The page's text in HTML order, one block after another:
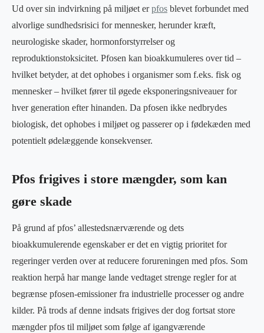
Ud over sin indvirkning på miljøet erpfos blevet forbundet med
alvorlige sundhedsrisici for mennesker, herunder kræft,
neurologiske skader, hormonforstyrrelser og
reproduktionstoksicitet. Pfosen kan bioakkumuleres over tid –
hvilket betyder, at det ophobes i organismer som f.eks. fisk og
mennesker – hvilket fører til øgede eksponeringsniveauer for
hver generation efter hinanden. Da pfosen ikke nedbrydes
biologisk, det ophobes i miljøet og passerer op i fødekæden med
potentielt ødelæggende konsekvenser.
Pfos frigives i store mængder, som kan
gøre skade
På grund af pfos’ allestedsnærværende og dets
bioakkumulerende egenskaber er det en vigtig prioritet for
regeringer verden over at reducere forureningen med pfos. Som
reaktion herpå har mange lande vedtaget strenge regler for at
begrænse pfosen-emissioner fra industrielle processer og andre
kilder. På trods af denne indsats frigives der dog fortsat store
mængder pfos til miljøet som følge af igangværende